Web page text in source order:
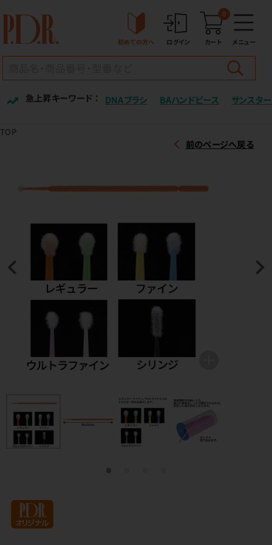
初めての方へ ログイン カート
0
メニュー
急上昇キーワード ： DNAブラシ BAハンドピース サンスター
TOP
前のページへ戻る